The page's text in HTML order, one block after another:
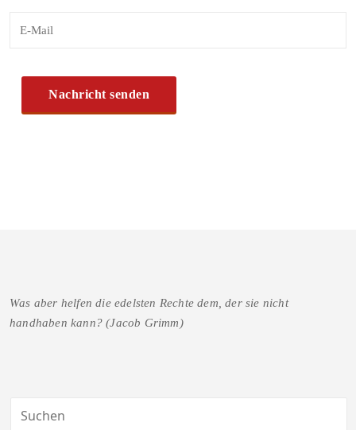
Was aber helfen die edelsten Rechte dem, der sie nicht
handhaben kann? (Jacob Grimm)